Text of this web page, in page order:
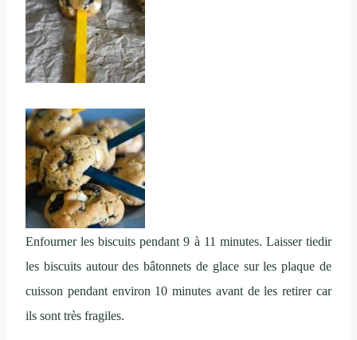
Enfourner les biscuits pendant 9 à 11 minutes. Laisser tiedir
les biscuits autour des bâtonnets de glace sur les plaque de
cuisson pendant environ 10 minutes avant de les retirer car
ils sont très fragiles.